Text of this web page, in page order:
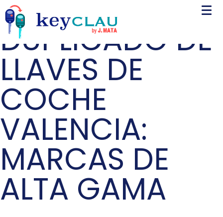
DUPLICADO DE
LLAVES DE
COCHE
VALENCIA:
MARCAS DE
ALTA GAMA